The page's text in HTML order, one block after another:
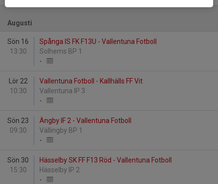
Augusti
Sön 16
13:30
Spånga IS FK F13U - Vallentuna Fotboll
Solhems BP 1
-
Lör 22
10:30
Vallentuna Fotboll - Kallhälls FF Vit
Vallentuna IP 3
-
Sön 23
09:30
Ängby IF 2 - Vallentuna Fotboll
Vällingby BP 1
-
Sön 30
15:30
Hässelby SK FF F13 Röd - Vallentuna Fotboll
Hässelby IP 2
-